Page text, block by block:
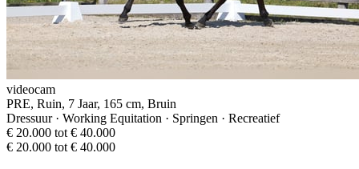
videocam
PRE, Ruin, 7 Jaar, 165 cm, Bruin
Dressuur · Working Equitation · Springen · Recreatief
€ 20.000 tot € 40.000
€ 20.000 tot € 40.000